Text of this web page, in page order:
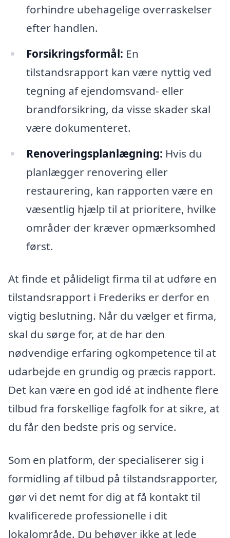
forhindre ubehagelige overraskelser
efter handlen.
Forsikringsformål: En
tilstandsrapport kan være nyttig ved
tegning af ejendomsvand- eller
brandforsikring, da visse skader skal
være dokumenteret.
Renoveringsplanlægning: Hvis du
planlægger renovering eller
restaurering, kan rapporten være en
væsentlig hjælp til at prioritere, hvilke
områder der kræver opmærksomhed
først.
At finde et pålideligt firma til at udføre en
tilstandsrapport i Frederiks er derfor en
vigtig beslutning. Når du vælger et firma,
skal du sørge for, at de har den
nødvendige erfaring ogkompetence til at
udarbejde en grundig og præcis rapport.
Det kan være en god idé at indhente flere
tilbud fra forskellige fagfolk for at sikre, at
du får den bedste pris og service.
Som en platform, der specialiserer sig i
formidling af tilbud på tilstandsrapporter,
gør vi det nemt for dig at få kontakt til
kvalificerede professionelle i dit
lokalområde. Du behøver ikke at lede